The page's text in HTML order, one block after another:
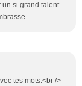
un si grand talent
tes mots.<br />